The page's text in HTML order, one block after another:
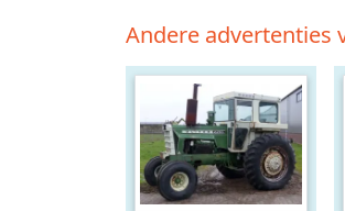
Andere advertenties